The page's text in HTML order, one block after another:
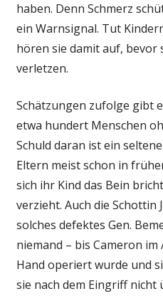
haben. Denn Schmerz
ein Warnsignal. Tut
hören sie damit auf, bevor
verletzen.
Schätzungen zufolge gibt
etwa hundert Menschen
Schuld daran ist ein
Eltern meist schon in
sich ihr Kind das Bein
verzieht. Auch die Schottin
solches defektes Gen.
niemand – bis Cameron
Hand operiert wurde und
sie nach dem Eingriff nicht